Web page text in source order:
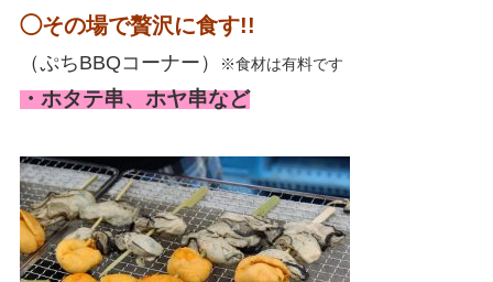
◯その場で贅沢に食す!!
（ぷちBBQコーナー） ※食材は有料です
・ホタテ串、ホヤ串など